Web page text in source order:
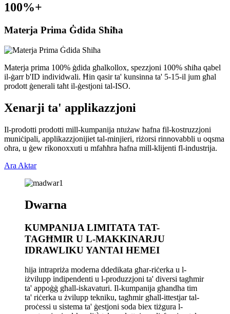
100%+
Materja Prima Ġdida Sħiħa
Materja prima 100% ġdida għalkollox, spezzjoni 100% sħiħa qabel
il-ġarr b'ID individwali. Ħin qasir ta' kunsinna ta' 5-15-il jum għal
prodott ġenerali taħt il-ġestjoni tal-ISO.
Xenarji ta' applikazzjoni
Il-prodotti prodotti mill-kumpanija ntużaw ħafna fil-kostruzzjoni
muniċipali, applikazzjonijiet tal-minjieri, riżorsi rinnovabbli u oqsma
oħra, u ġew rikonoxxuti u mfaħħra ħafna mill-klijenti fl-industrija.
Ara Aktar
Dwarna
KUMPANIJA LIMITATA TAT-
TAGĦMIR U L-MAKKINARJU
IDRAWLIKU YANTAI HEMEI
hija intrapriża moderna ddedikata għar-riċerka u l-
iżvilupp indipendenti u l-produzzjoni ta' diversi tagħmir
ta' appoġġ għall-iskavaturi. Il-kumpanija għandha tim
ta' riċerka u żvilupp tekniku, tagħmir għall-ittestjar tal-
proċessi u sistema ta' ġestjoni soda biex tiżgura l-